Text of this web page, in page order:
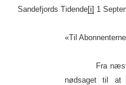
Sandefjords Tidende[i] 1
«Til
Fra næste
nødsaget til at